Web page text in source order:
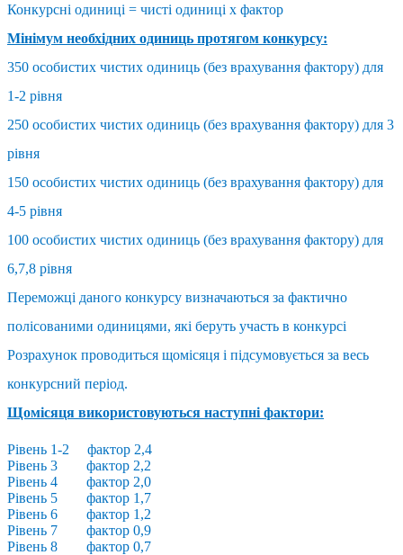
Конкурсні одиниці = чисті одиниці х фактор
Мінімум необхідних одиниць протягом конкурсу:
350 особистих чистих одиниць (без врахування фактору) для
1-2 рівня
250 особистих чистих одиниць (без врахування фактору) для 3
рівня
150 особистих чистих одиниць (без врахування фактору) для
4-5 рівня
100 особистих чистих одиниць (без врахування фактору) для
6,7,8 рівня
Переможці даного конкурсу визначаються за фактично
полісованими одиницями, які беруть участь в конкурсі
Розрахунок проводиться щомісяця і підсумовується за весь
конкурсний період.
Щомісяця використовуються наступні фактори:
Рівень 1-2 фактор 2,4
Рівень 3 фактор 2,2
Рівень 4 фактор 2,0
Рівень 5 фактор 1,7
Рівень 6 фактор 1,2
Рівень 7 фактор 0,9
Рівень 8 фактор 0,7